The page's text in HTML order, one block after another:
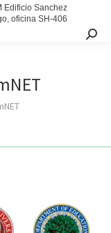
Edificio Sanchez
oficina SH-406